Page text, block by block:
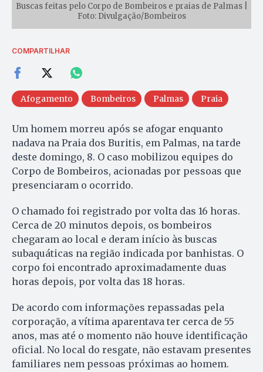
Buscas feitas pelo Corpo de Bombeiros e praias de Palmas |
Foto: Divulgação/Bombeiros
COMPARTILHAR
Afogamento Bombeiros Palmas Praia
Um homem morreu após se afogar enquanto
nadava na Praia dos Buritis, em Palmas, na tarde
deste domingo, 8. O caso mobilizou equipes do
Corpo de Bombeiros, acionadas por pessoas que
presenciaram o ocorrido.
O chamado foi registrado por volta das 16 horas.
Cerca de 20 minutos depois, os bombeiros
chegaram ao local e deram início às buscas
subaquáticas na região indicada por banhistas. O
corpo foi encontrado aproximadamente duas
horas depois, por volta das 18 horas.
De acordo com informações repassadas pela
corporação, a vítima aparentava ter cerca de 55
anos, mas até o momento não houve identificação
oficial. No local do resgate, não estavam presentes
familiares nem pessoas próximas ao homem.